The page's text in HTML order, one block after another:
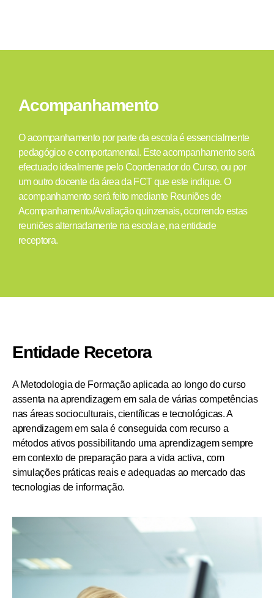
Acompanhamento
O acompanhamento por parte da escola é essencialmente
pedagógico e comportamental. Este acompanhamento será
efectuado idealmente pelo Coordenador do Curso, ou por
um outro docente da área da FCT que este indique. O
acompanhamento será feito mediante Reuniões de
Acompanhamento/Avaliação quinzenais, ocorrendo estas
reuniões alternadamente na escola e, na entidade
receptora.
Entidade Recetora
A Metodologia de Formação aplicada ao longo do curso
assenta na aprendizagem em sala de várias competências
nas áreas socioculturais, científicas e tecnológicas. A
aprendizagem em sala é conseguida com recurso a
métodos ativos possibilitando uma aprendizagem sempre
em contexto de preparação para a vida activa, com
simulações práticas reais e adequadas ao mercado das
tecnologias de informação.